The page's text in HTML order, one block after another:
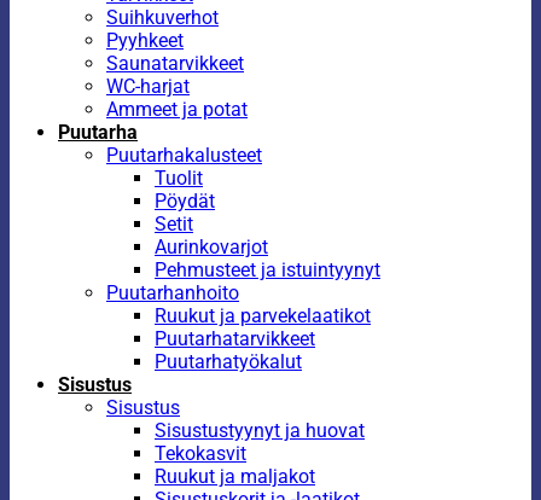
Suihkuverhot
Pyyhkeet
Saunatarvikkeet
WC-harjat
Ammeet ja potat
Puutarha
Puutarhakalusteet
Tuolit
Pöydät
Setit
Aurinkovarjot
Pehmusteet ja istuintyynyt
Puutarhanhoito
Ruukut ja parvekelaatikot
Puutarhatarvikkeet
Puutarhatyökalut
Sisustus
Sisustus
Sisustustyynyt ja huovat
Tekokasvit
Ruukut ja maljakot